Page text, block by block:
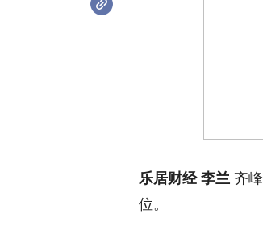
乐居财经 李兰 齐
位。